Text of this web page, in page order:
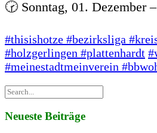
🕝 Sonntag, 01. Dezember
#thisishotze #bezirksliga
#holzgerlingen #plattenhardt
#meinestadtmeinverein
Neueste Beiträge